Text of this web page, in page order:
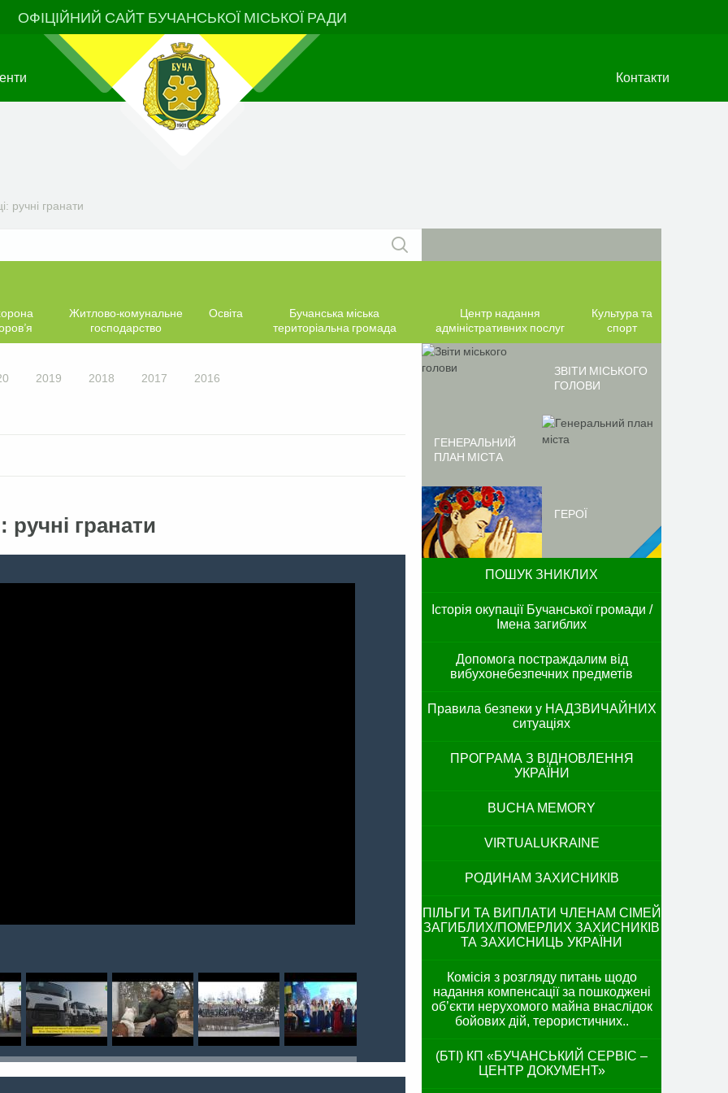
ОФІЦІЙНИЙ САЙТ БУЧАНСЬКОЇ МІСЬКОЇ РАДИ
Контакти
ручні гранати
Житлово-комунальне
господарство
Освіта
Бучанська міська
територіальна громада
Центр надання
адміністративних послуг
Культура та
спорт
2019 2018 2017 2016
ручні гранати
ЗВІТИ МІСЬКОГО
ГОЛОВИ
ГЕНЕРАЛЬНИЙ
ПЛАН МІСТА
ГЕРОЇ
ПОШУК ЗНИКЛИХ
Історія окупації Бучанської громади /
Імена загиблих
Допомога постраждалим від
вибухонебезпечних предметів
Правила безпеки у НАДЗВИЧАЙНИХ
ситуаціях
ПРОГРАМА З ВІДНОВЛЕННЯ
УКРАЇНИ
BUCHA MEMORY
VIRTUALUKRAINE
РОДИНАМ ЗАХИСНИКІВ
ПІЛЬГИ ТА ВИПЛАТИ ЧЛЕНАМ СІМЕЙ
ЗАГИБЛИХ/ПОМЕРЛИХ ЗАХИСНИКІВ
ТА ЗАХИСНИЦЬ УКРАЇНИ
Комісія з розгляду питань щодо
надання компенсації за пошкоджені
об’єкти нерухомого майна внаслідок
бойових дій, терористичних..
(БТІ) КП «БУЧАНСЬКИЙ СЕРВІС –
ЦЕНТР ДОКУМЕНТ»